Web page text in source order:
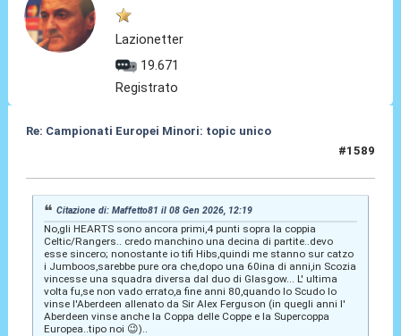
Lazionetter
19.671
Registrato
Re: Campionati Europei Minori: topic unico
#1589
Citazione di: Maffetto81 il 08 Gen 2026, 12:19
No,gli HEARTS sono ancora primi,4 punti sopra la coppia
Celtic/Rangers.. credo manchino una decina di partite..devo
esse sincero; nonostante io tifi Hibs,quindi me stanno sur catzo
i Jumboos,sarebbe pure ora che,dopo una 60ina di anni,in Scozia
vincesse una squadra diversa dal duo di Glasgow... L' ultima
volta fu,se non vado errato,a fine anni 80,quando lo Scudo lo
vinse l'Aberdeen allenato da Sir Alex Ferguson (in quegli anni l'
Aberdeen vinse anche la Coppa delle Coppe e la Supercoppa
Europea..tipo noi 😉)..